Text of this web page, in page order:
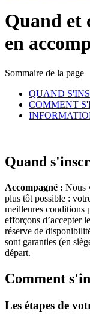
Quand et
en
Sommaire de la page
QUAND
COMMENT
Quand
Accompagné : Nous
plus tôt possible :
meilleures conditions
efforçons d’accepter
réserve de
sont garanties (en
départ.
Comment
Les étapes de